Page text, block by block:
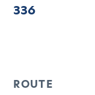
336
ROUTE